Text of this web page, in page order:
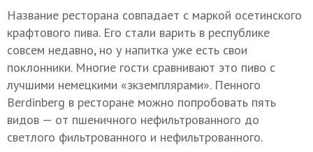
Название ресторана совпадает с маркой осетинского
крафтового пива. Его стали варить в республике
совсем недавно, но у напитка уже есть свои
поклонники. Многие гости сравнивают это пиво с
лучшими немецкими «экземплярами». Пенного
Berdinberg в ресторане можно попробовать пять
видов — от пшеничного нефильтрованного до
светлого фильтрованного и нефильтрованного.